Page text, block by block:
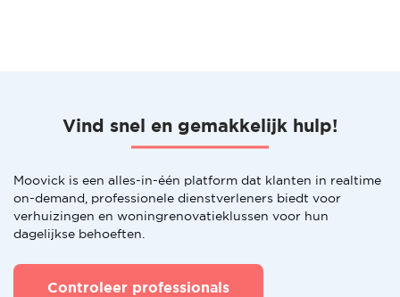
Vind snel en gemakkelijk hulp!
Moovick is een alles-in-één platform dat klanten in realtime
on-demand, professionele dienstverleners biedt voor
verhuizingen en woningrenovatieklussen voor hun
dagelijkse behoeften.
Controleer professionals